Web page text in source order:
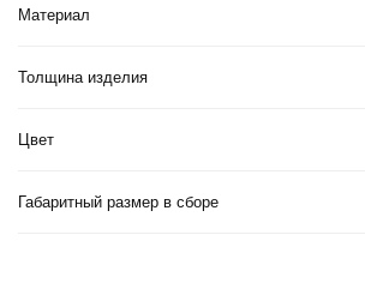
Материал
Толщина изделия
Цвет
Габаритный размер в сборе